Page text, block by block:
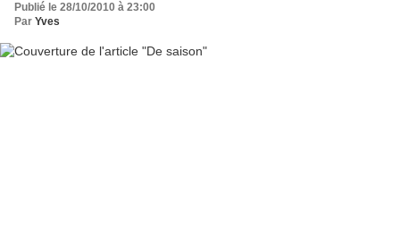
Publié le 28/10/2010 à 23:00
Par Yves